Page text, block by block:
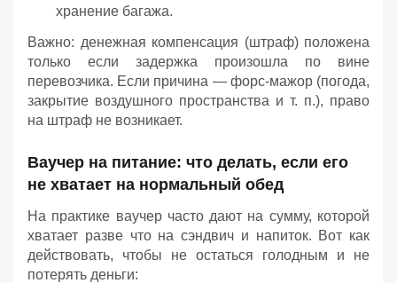
хранение багажа.
Важно: денежная компенсация (штраф) положена
только если задержка произошла по вине
перевозчика. Если причина — форс‑мажор (погода,
закрытие воздушного пространства и т. п.), право
на штраф не возникает.
Ваучер на питание: что делать, если его
не хватает на нормальный обед
На практике ваучер часто дают на сумму, которой
хватает разве что на сэндвич и напиток. Вот как
действовать, чтобы не остаться голодным и не
потерять деньги: